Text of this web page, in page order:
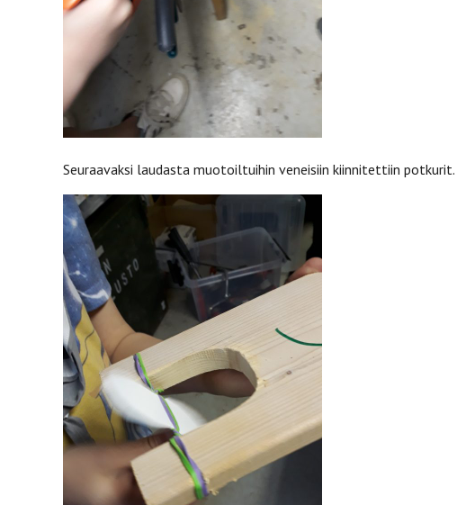
Seuraavaksi laudasta muotoiltuihin veneisiin kiinnitettiin potkurit.